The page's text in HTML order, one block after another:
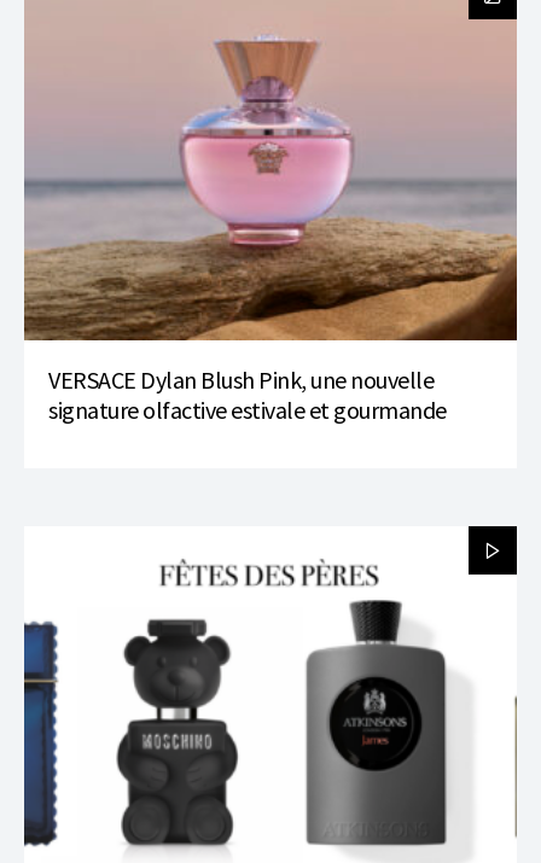
VERSACE Dylan Blush Pink, une nouvelle
signature olfactive estivale et gourmande